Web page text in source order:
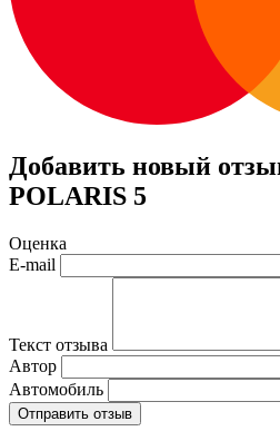
Добавить новый
POLARIS 5
Оценка
E-mail
Текст отзыва
Автор
Автомобиль
Отправить отзыв